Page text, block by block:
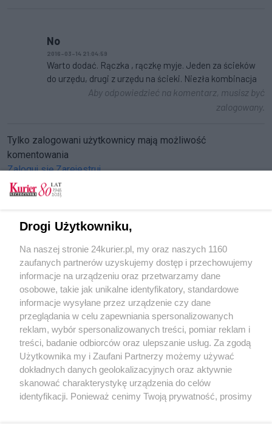
No
2016-03-14 21:04:59
Warto dodać. Rączka , rączkę myje. Jeden za ścieków
do urzędu, drugi z urzędu na ścieki. Niezła kombinacja
Aby odpowiedzieć na komentarz, musisz być
zalogowany.
Tylko zalogowani użytkownicy mają możliwość
komentowania
Zaloguj sięZarejestruj
CZYTAJ TAKŻE
Przeciw powodzi za pożyczkę z Banku
Światowego
POGODA
26℃
Zobacz prognozę na 3 dni
Drogi Użytkowniku,
Na naszej stronie 24kurier.pl, my oraz naszych 1160
zaufanych partnerów uzyskujemy dostęp i przechowujemy
informacje na urządzeniu oraz przetwarzamy dane
osobowe, takie jak unikalne identyfikatory, standardowe
informacje wysyłane przez urządzenie czy dane
przeglądania w celu zapewniania spersonalizowanych
reklam, wybór spersonalizowanych treści, pomiar reklam i
treści, badanie odbiorców oraz ulepszanie usług. Za zgodą
Użytkownika my i Zaufani Partnerzy możemy używać
dokładnych danych geolokalizacyjnych oraz aktywnie
skanować charakterystykę urządzenia do celów
identyfikacji. Ponieważ cenimy Twoją prywatność, prosimy